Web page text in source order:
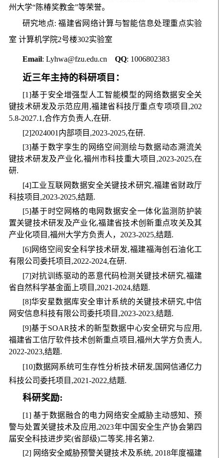
州大学“陈椿奖教金”等荣誉。
研究地点:福建省网络计算与智能信息处理重点实验
室 计算机学院2号楼302实验室
Email: Lyhwa@fzu.edu.cn QQ: 1006802383
近三年主持的科研项目：
[1]基于安全增强型人工智能模型的网络数据安全关
键技术研发及示范应用,福建省科技厅重点专项项目,202
5.8-2027.1,合作方负责人,在研.
[2]2024001内部项目,2023-2025,在研.
[3]基于数字孪生的网络空间测绘与数据动态溯流关
键技术研发及产业化,福州市科技重大项目,2023-2025,在
研.
[4]工业互联网数据安全关键技术研究,福建省财政厅
科技项目,2023-2025,结题.
[5]基于时空网格的电网数据安全一体化监测防护装
置关键技术研发及产业化,福建省技术创新重点攻关及其
产业化项目,福州大学方负责人，2023-2025,结题.
[6]网络空间安全科学技术研发,福建福海创石油化工
有限公司委托项目,2022-2024,在研.
[7]对抗训练驱动的恶意代码检测关键技术研究,福建
省自然科学基金面上项目,2021-2024,结题.
[8]华安星数据库安全审计系统的关键技术研究,中信
网安信息科技有限公司委托项目,2023-2023,结题.
[9]基于SOAR技术的新型数据中心安全研究与应用,
福建省工信厅软件技术创新重点项目,福州大学方负责人,
2022-2023,结题.
[10]数据网系统可生存性分析技术研发,国网信通亿力
科技公司委托项目 ,2021-2022,结题.
科研奖励:
[1] 基于数据融合的电力网络安全威胁主动感知、预
警与处置关键技术及应用,2023年中国安全生产协会第四
届安全科技进步奖(省部级)二等奖,排名第2.
[2] 网络安全威胁预警关键技术及系统, 2018年度福建